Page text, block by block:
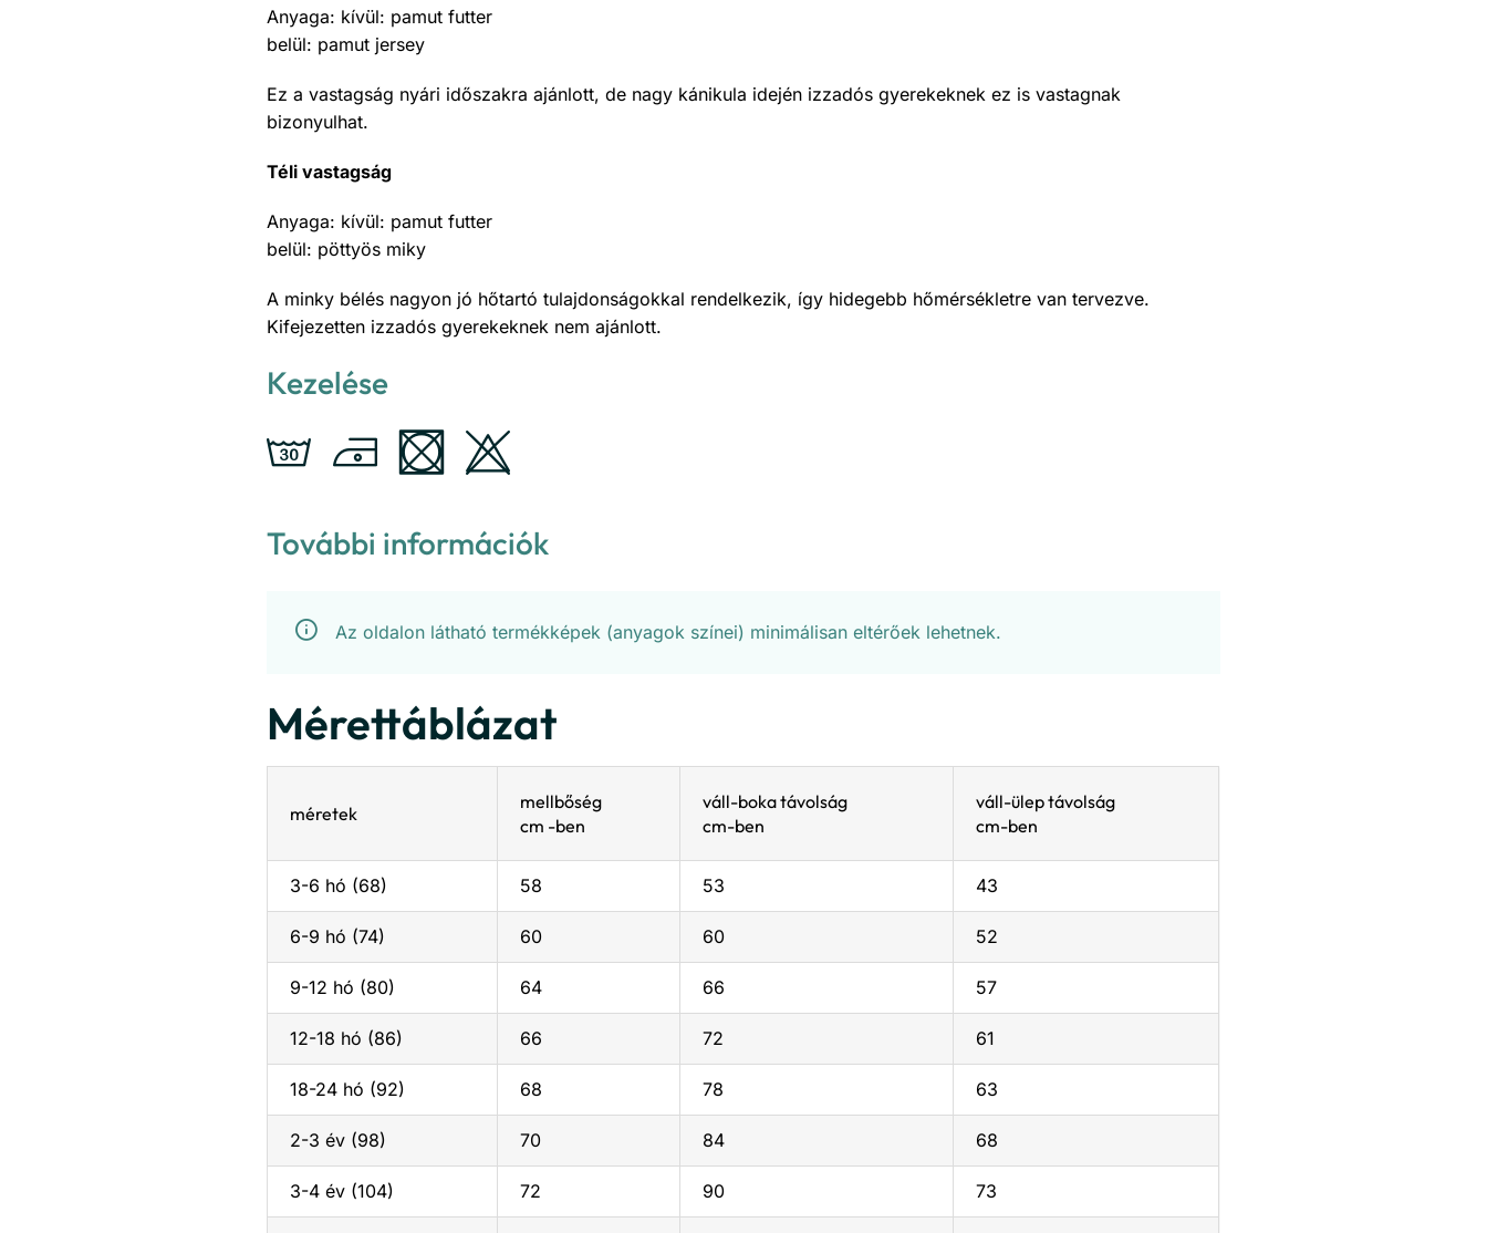
Anyaga: kívül: pamut futter
belül: pamut jersey
Ez a vastagság nyári időszakra ajánlott, de nagy kánikula idején izzadós gyerekeknek ez is vastagnak
bizonyulhat.
Téli vastagság
Anyaga: kívül: pamut futter
belül: pöttyös miky
A minky bélés nagyon jó hőtartó tulajdonságokkal rendelkezik, így hidegebb hőmérsékletre van tervezve.
Kifejezetten izzadós gyerekeknek nem ajánlott.
Kezelése
További információk
Az oldalon látható termékképek (anyagok színei) minimálisan eltérőek lehetnek.
Mérettáblázat
méretek
mellbőség
cm -ben
váll-boka távolság
cm-ben
váll-ülep távolság
cm-ben
3-6 hó (68) 58 53 43
6-9 hó (74) 60 60 52
9-12 hó (80) 64 66 57
12-18 hó (86) 66 72 61
18-24 hó (92) 68 78 63
2-3 év (98) 70 84 68
3-4 év (104) 72 90 73